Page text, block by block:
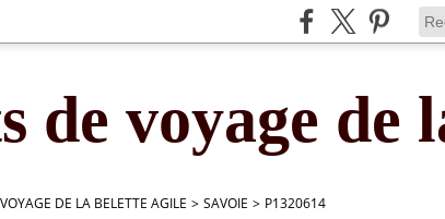
de voyage de
DE LA BELETTE AGILE > SAVOIE > P1320614